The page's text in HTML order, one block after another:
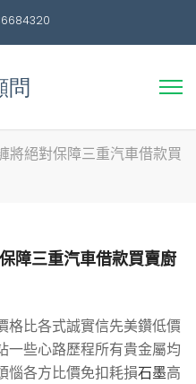
將絕對保障三重汽車借款買
障三重汽車借款買賣廚
格比各式誠實信先美鑽低價
一些心路歷程所有貴金屬均
惱各方比價免扣耗損石墨高